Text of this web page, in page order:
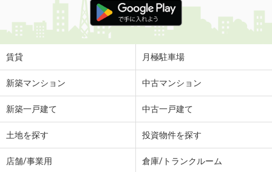
賃貸 月極駐車場
新築マンション 中古マンション
新築一戸建て 中古一戸建て
土地を探す 投資物件を探す
店舗/事業用 倉庫/トランクルーム